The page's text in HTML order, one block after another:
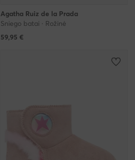
Agatha Ruiz de la Prada
Sniego batai · Rožinė
59,95 €